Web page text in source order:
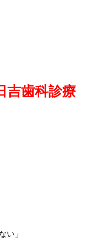
吉歯科診療
い」